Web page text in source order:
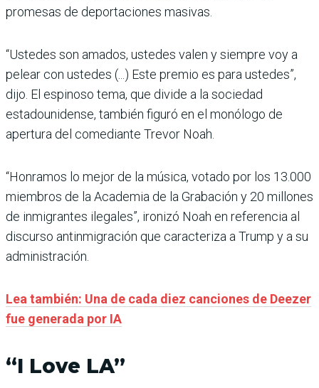
promesas de deportaciones masivas.
“Ustedes son amados, ustedes valen y siempre voy a
pelear con ustedes (...) Este premio es para ustedes”,
dijo. El espinoso tema, que divide a la sociedad
estadounidense, también figuró en el monólogo de
apertura del comediante Trevor Noah.
“Honramos lo mejor de la música, votado por los 13.000
miembros de la Academia de la Grabación y 20 millones
de inmigrantes ilegales”, ironizó Noah en referencia al
discurso antinmigración que caracteriza a Trump y a su
administración.
Lea también: Una de cada diez canciones de Deezer
fue generada por IA
“I Love LA”